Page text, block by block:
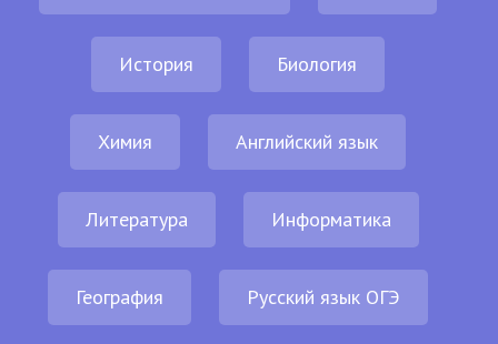
История Биология
Химия Английский язык
Литература Информатика
География Русский язык ОГЭ